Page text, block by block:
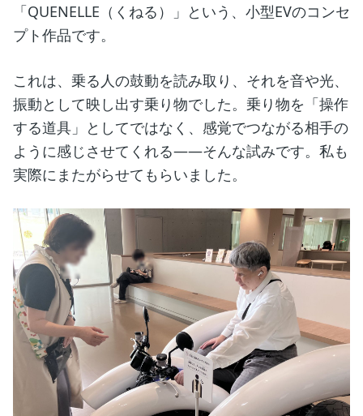
「QUENELLE（くねる）」という、小型EVのコンセ
プト作品です。
これは、乗る人の鼓動を読み取り、それを音や光、
振動として映し出す乗り物でした。乗り物を「操作
する道具」としてではなく、感覚でつながる相手の
ように感じさせてくれる——そんな試みです。私も
実際にまたがらせてもらいました。